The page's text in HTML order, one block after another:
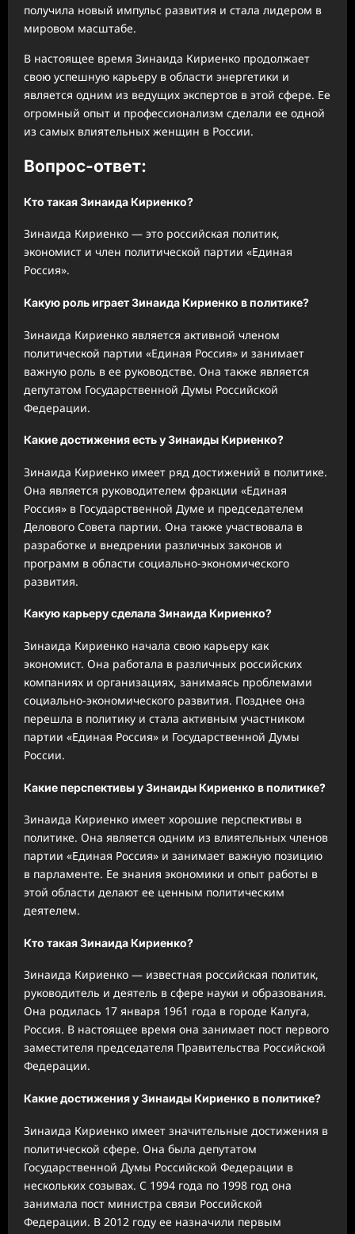
получила новый импульс развития и стала лидером в
мировом масштабе.
В настоящее время Зинаида Кириенко продолжает
свою успешную карьеру в области энергетики и
является одним из ведущих экспертов в этой сфере. Ее
огромный опыт и профессионализм сделали ее одной
из самых влиятельных женщин в России.
Вопрос-ответ:
Кто такая Зинаида Кириенко?
Зинаида Кириенко — это российская политик,
экономист и член политической партии «Единая
Россия».
Какую роль играет Зинаида Кириенко в политике?
Зинаида Кириенко является активной членом
политической партии «Единая Россия» и занимает
важную роль в ее руководстве. Она также является
депутатом Государственной Думы Российской
Федерации.
Какие достижения есть у Зинаиды Кириенко?
Зинаида Кириенко имеет ряд достижений в политике.
Она является руководителем фракции «Единая
Россия» в Государственной Думе и председателем
Делового Совета партии. Она также участвовала в
разработке и внедрении различных законов и
программ в области социально-экономического
развития.
Какую карьеру сделала Зинаида Кириенко?
Зинаида Кириенко начала свою карьеру как
экономист. Она работала в различных российских
компаниях и организациях, занимаясь проблемами
социально-экономического развития. Позднее она
перешла в политику и стала активным участником
партии «Единая Россия» и Государственной Думы
России.
Какие перспективы у Зинаиды Кириенко в политике?
Зинаида Кириенко имеет хорошие перспективы в
политике. Она является одним из влиятельных членов
партии «Единая Россия» и занимает важную позицию
в парламенте. Ее знания экономики и опыт работы в
этой области делают ее ценным политическим
деятелем.
Кто такая Зинаида Кириенко?
Зинаида Кириенко — известная российская политик,
руководитель и деятель в сфере науки и образования.
Она родилась 17 января 1961 года в городе Калуга,
Россия. В настоящее время она занимает пост первого
заместителя председателя Правительства Российской
Федерации.
Какие достижения у Зинаиды Кириенко в политике?
Зинаида Кириенко имеет значительные достижения в
политической сфере. Она была депутатом
Государственной Думы Российской Федерации в
нескольких созывах. С 1994 года по 1998 год она
занимала пост министра связи Российской
Федерации. В 2012 году ее назначили первым